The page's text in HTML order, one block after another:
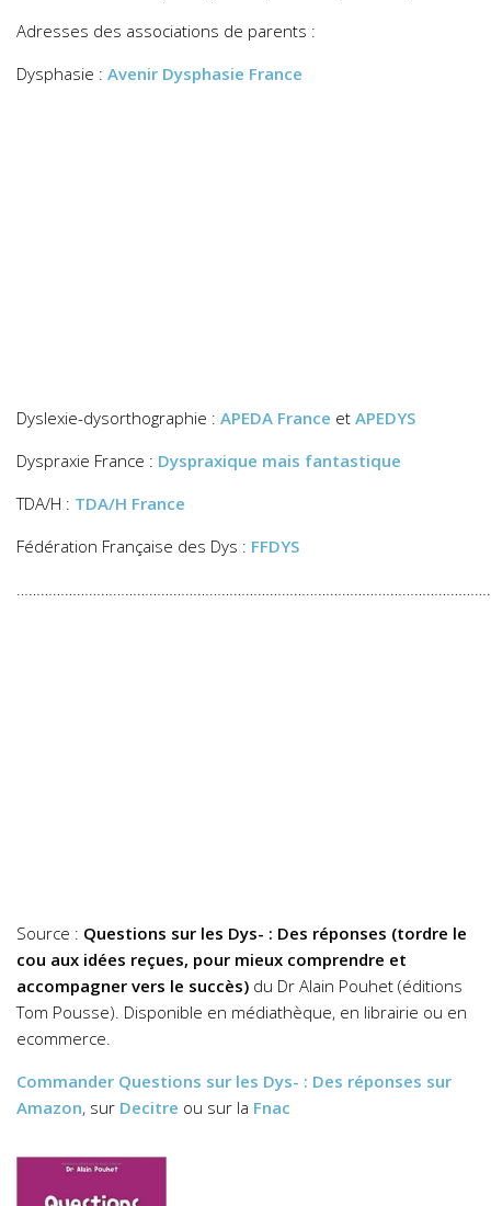
Adresses des associations de parents :
Dysphasie : Avenir Dysphasie France
Dyslexie-dysorthographie : APEDA France et APEDYS
Dyspraxie France : Dyspraxique mais fantastique
TDA/H : TDA/H France
Fédération Française des Dys : FFDYS
Source : Questions sur les Dys- : Des réponses (tordre le
cou aux idées reçues, pour mieux comprendre et
accompagner vers le succès) du Dr Alain Pouhet (éditions
Tom Pousse). Disponible en médiathèque, en librairie ou en
ecommerce.
Commander Questions sur les Dys- : Des réponses sur
Amazon, sur Decitre ou sur la Fnac